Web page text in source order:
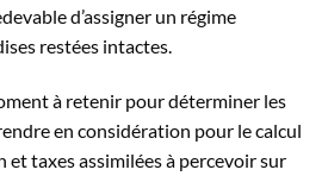
d’assigner un régime
restées intactes.
à retenir pour déterminer les
en considération pour le calcul
et taxes assimilées à percevoir sur